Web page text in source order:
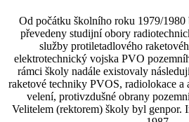
Od počátku školního roku 1979/
převedeny studijní obory
služby protiletadlového
elektrotechnický vojska PVO
rámci školy nadále existovaly
raketové techniky PVOS, radiolokace a
velení, protivzdušné obrany
Velitelem (rektorem) školy byl genpor.